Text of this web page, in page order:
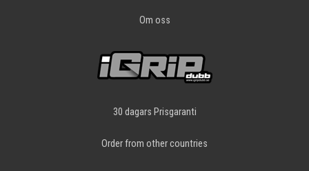
Om oss
30 dagars Prisgaranti
Order from other countries